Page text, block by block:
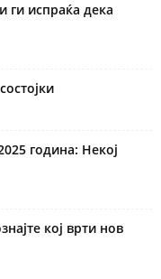
ги испраќа дeка
година: Некој
кој врти нов